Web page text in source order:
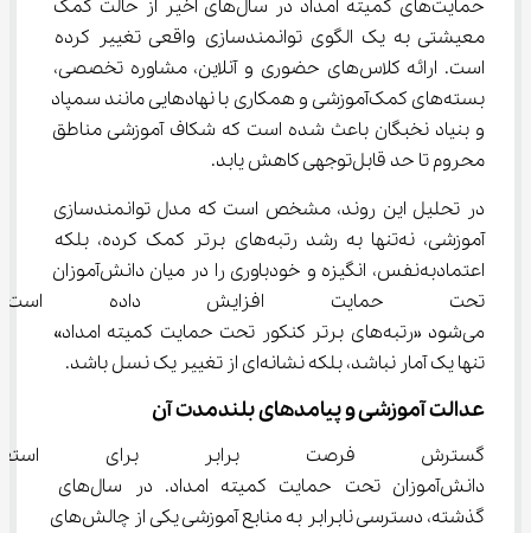
حمایت‌های کمیته امداد در سال‌های اخیر از حالت کمک
معیشتی به یک الگوی توانمندسازی واقعی تغییر کرده
است. ارائه کلاس‌های حضوری و آنلاین، مشاوره تخصصی،
بسته‌های کمک‌آموزشی و همکاری با نهادهایی مانند سمپاد
و بنیاد نخبگان باعث شده است که شکاف آموزشی مناطق
محروم تا حد قابل‌توجهی کاهش یابد.
در تحلیل این روند، مشخص است که مدل توانمندسازی
آموزشی، نه‌تنها به رشد رتبه‌های برتر کمک کرده، بلکه
اعتمادبه‌نفس، انگیزه و خودباوری را در میان دانش‌آموزان
تحت حمایت افزایش داده
می‌شود «رتبه‌های برتر کنکور تحت حمایت کمیته امداد»
تنها یک آمار نباشد، بلکه نشانه‌ای از تغییر یک نسل باشد.
عدالت آموزشی و پیامدهای بلندمدت آن
گسترش فرصت برابر برای
دانش‌آموزان تحت حمایت کمیته امداد. در سال‌های
گذشته، دسترسی نابرابر به منابع آموزشی یکی از چالش‌های